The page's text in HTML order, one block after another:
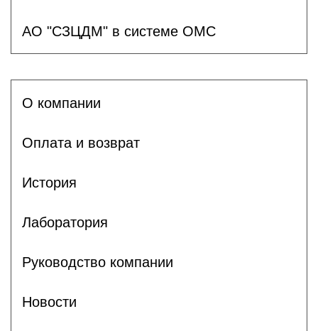
АО "СЗЦДМ" в системе ОМС
О компании
Оплата и возврат
История
Лаборатория
Руководство компании
Новости